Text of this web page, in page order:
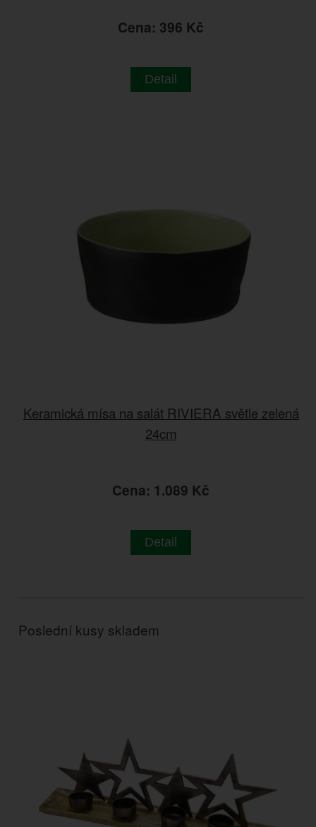
Cena: 396 Kč
Detail
Keramická mísa na salát RIVIERA světle zelená
24cm
Cena: 1.089 Kč
Detail
Poslední kusy skladem